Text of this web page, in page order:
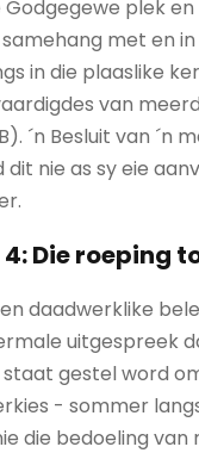
plek
met en
in die plaaslike
van
´n Besluit van
nie as sy eie
4: Die roeping
daadwerklike
uitgespreek
gestel word
- sommer
die bedoeling